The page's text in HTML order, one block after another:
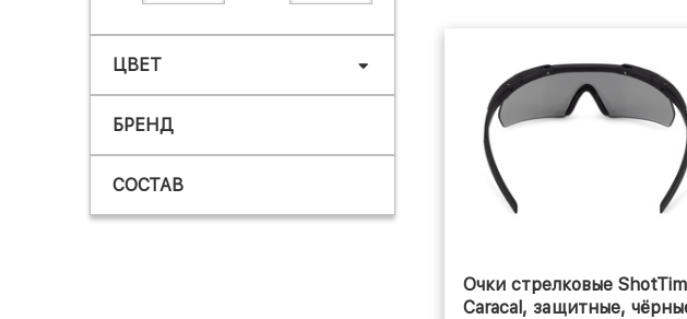
ЦВЕТ
БРЕНД
СОСТАВ
ПРОЧИЕ СРЕДСТВА
Очки стрелковые
Caracal, защитные,